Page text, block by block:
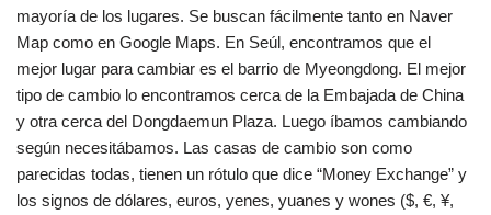
mayoría de los lugares. Se buscan fácilmente tanto en Naver
Map como en Google Maps. En Seúl, encontramos que el
mejor lugar para cambiar es el barrio de Myeongdong. El mejor
tipo de cambio lo encontramos cerca de la Embajada de China
y otra cerca del Dongdaemun Plaza. Luego íbamos cambiando
según necesitábamos. Las casas de cambio son como
parecidas todas, tienen un rótulo que dice “Money Exchange” y
los signos de dólares, euros, yenes, yuanes y wones ($, €, ¥,